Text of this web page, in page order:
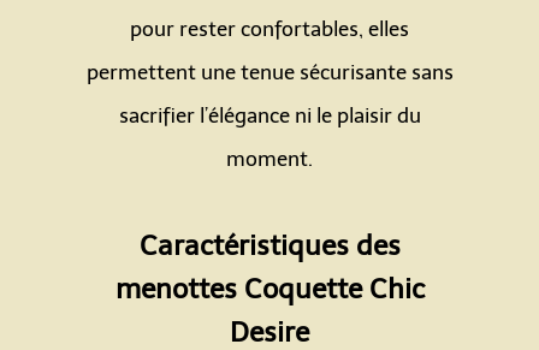
pour rester confortables, elles
permettent une tenue sécurisante sans
sacrifier l’élégance ni le plaisir du
moment.
Caractéristiques des
menottes Coquette Chic
Desire